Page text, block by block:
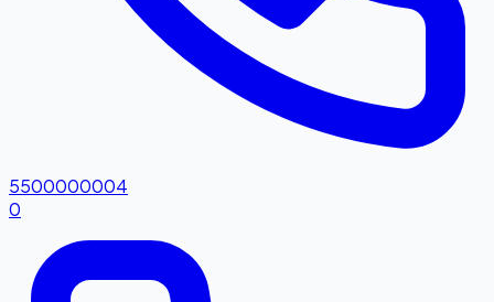
5500000004
0